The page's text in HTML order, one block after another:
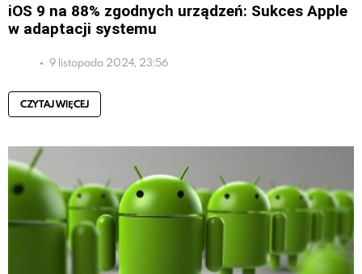
iOS 9 na 88% zgodnych urządzeń: Sukces Apple
w adaptacji systemu
9 listopada 2024, 23:56
CZYTAJ WIĘCEJ